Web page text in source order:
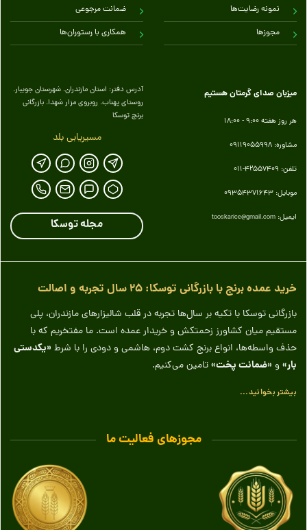
نمونه رضایت‌ها
مجوزها
ضمانت مرجوعی
همکاری با رستوران‌ها
میزبان صدای گرمتان هستیم
هر روز هفته 9:00 - 18:00
مشاوره: 09119055998
تلفن: 42557409-011
موبایل: 09354371643
ایمیل: tooskarice@gmail.com
آدرس دفتر: استان مازندران. شهرستان جویبار.
روستای پهناب. روبروی مزار شهدا. بازرگانی
برنج توسکا
مسیریابی بلد
مجله توسکا
خرید عمده برنج با بازرگانی توسکا: ۲۵ سال تجربه و اصالت
بازرگانی توسکا با تکیه بر سال‌ها تجربه در قلب شالیزارهای مازندران، پلی
مستقیم میان کشاورز زحمتکش و خریدار عمده است. ما مفتخریم که با
حذف واسطه‌ها، انواع برنج کشت دوم، هاشمی و دودی را با شرط «یکدستی
بار»و «ضمانت پخت»تامین می‌کنیم.
بیشتر بخوانید...
مجوزهای فعالیت ما